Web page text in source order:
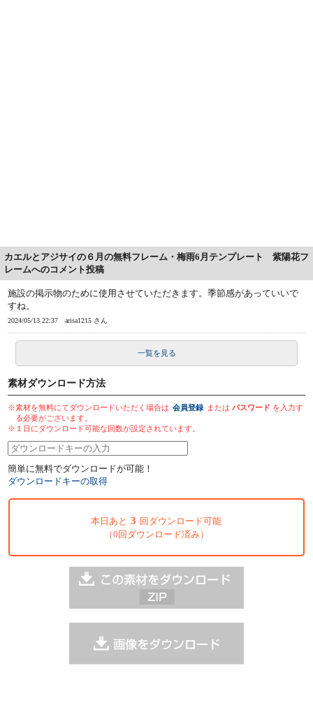
カエルとアジサイの６月の無料フレーム・梅雨6月テンプレート 紫陽花フ
レームへのコメント投稿
施設の掲示物のために使用させていただきます。季節感があっていいで
すね。
2024/05/13 22:37 arisa1215 さん
一覧を見る
素材ダウンロード方法
※素材を無料にてダウンロードいただく場合は 会員登録 またはパスワード を入力す
る必要がございます。
※１日にダウンロード可能な回数が設定されています。
簡単に無料でダウンロードが可能！
ダウンロードキーの取得
本日あと 3 回ダウンロード可能
（0回ダウンロード済み）